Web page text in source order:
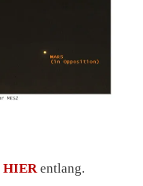
HIERentlang.